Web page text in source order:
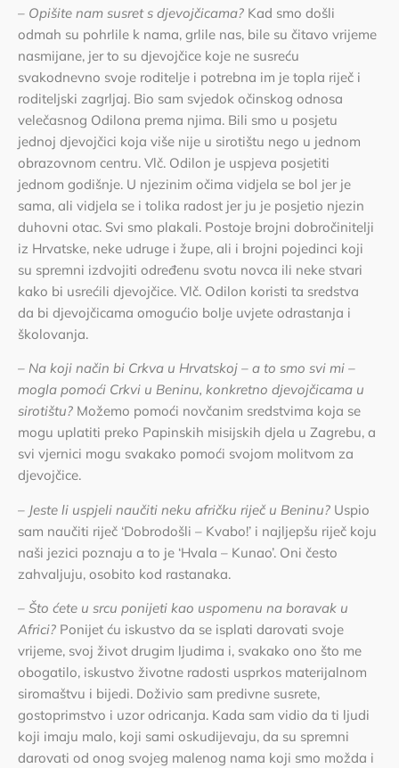
– Opišite nam susret s djevojčicama? Kad smo došli
odmah su pohrlile k nama, grlile nas, bile su čitavo vrijeme
nasmijane, jer to su djevojčice koje ne susreću
svakodnevno svoje roditelje i potrebna im je topla riječ i
roditeljski zagrljaj. Bio sam svjedok očinskog odnosa
velečasnog Odilona prema njima. Bili smo u posjetu
jednoj djevojčici koja više nije u sirotištu nego u jednom
obrazovnom centru. Vlč. Odilon je uspjeva posjetiti
jednom godišnje. U njezinim očima vidjela se bol jer je
sama, ali vidjela se i tolika radost jer ju je posjetio njezin
duhovni otac. Svi smo plakali. Postoje brojni dobročinitelji
iz Hrvatske, neke udruge i župe, ali i brojni pojedinci koji
su spremni izdvojiti određenu svotu novca ili neke stvari
kako bi usrećili djevojčice. Vlč. Odilon koristi ta sredstva
da bi djevojčicama omogućio bolje uvjete odrastanja i
školovanja.
– Na koji način bi Crkva u Hrvatskoj – a to smo svi mi –
mogla pomoći Crkvi u Beninu, konkretno djevojčicama u
sirotištu? Možemo pomoći novčanim sredstvima koja se
mogu uplatiti preko Papinskih misijskih djela u Zagrebu, a
svi vjernici mogu svakako pomoći svojom molitvom za
djevojčice.
– Jeste li uspjeli naučiti neku afričku riječ u Beninu? Uspio
sam naučiti riječ ‘Dobrodošli – Kvabo!’ i najljepšu riječ koju
naši jezici poznaju a to je ‘Hvala – Kunao’. Oni često
zahvaljuju, osobito kod rastanaka.
– Što ćete u srcu ponijeti kao uspomenu na boravak u
Africi? Ponijet ću iskustvo da se isplati darovati svoje
vrijeme, svoj život drugim ljudima i, svakako ono što me
obogatilo, iskustvo životne radosti usprkos materijalnom
siromaštvu i bijedi. Doživio sam predivne susrete,
gostoprimstvo i uzor odricanja. Kada sam vidio da ti ljudi
koji imaju malo, koji sami oskudijevaju, da su spremni
darovati od onog svojeg malenog nama koji smo možda i